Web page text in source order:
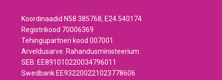
Koordinaadid N58.385768, E24.540174
Registrikood 70006369
Tehingupartneri kood 007001
Arveldusarve: Rahandusministeerium
SEB: EE891010220034796011
Swedbank EE932200221023778606